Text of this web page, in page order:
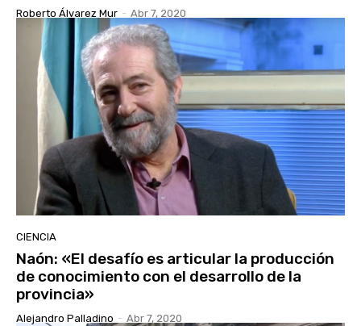
Roberto Álvarez Mur - Abr 7, 2020
CIENCIA
Naón: «El desafío es articular la producción
de conocimiento con el desarrollo de la
provincia»
Alejandro Palladino - Abr 7, 2020